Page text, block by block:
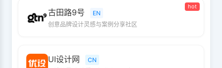
hot
古田路9号
EN
创意品牌设计灵感与案例分享社区
UI设计网
CN